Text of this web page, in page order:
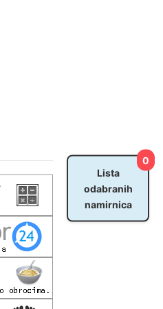
0
Lista
odabranih
namirnica